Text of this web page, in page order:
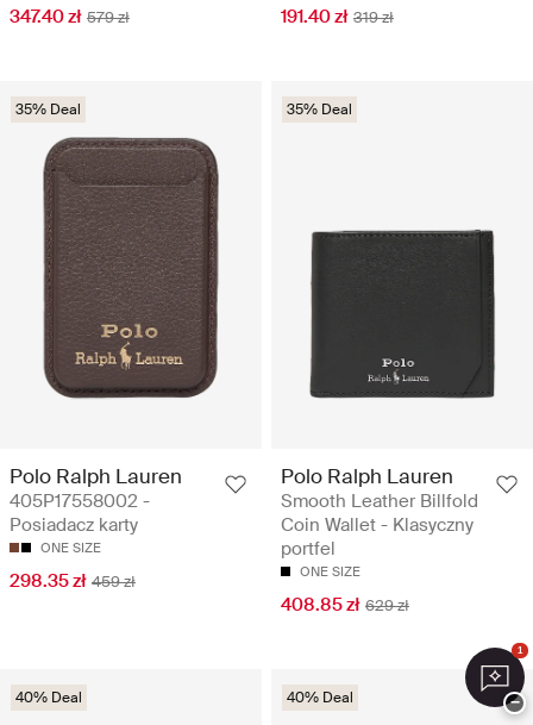
347.40 zł 579 zł 191.40 zł 319 zł
35% Deal
Polo Ralph Lauren
405P17558002 -
Posiadacz karty
ONE SIZE
298.35 zł 459 zł
35% Deal
Polo Ralph Lauren
Smooth Leather Billfold
Coin Wallet - Klasyczny
portfel
ONE SIZE
408.85 zł 629 zł
40% Deal 40% Deal
1
−